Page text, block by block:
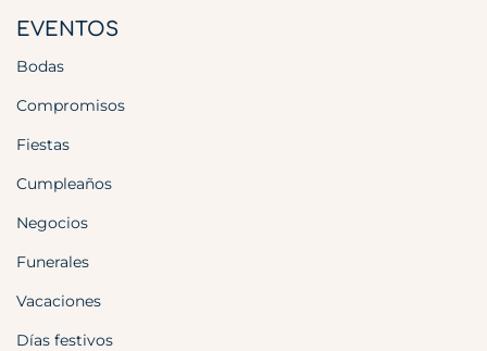
EVENTOS
Bodas
Compromisos
Fiestas
Cumpleaños
Negocios
Funerales
Vacaciones
Días festivos